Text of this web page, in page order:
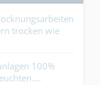
trocken wie
100%